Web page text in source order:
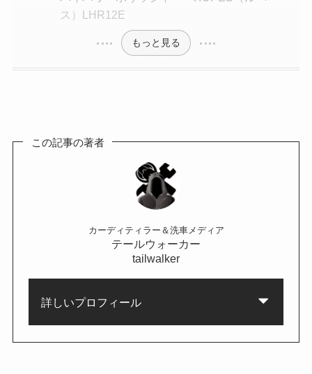
ス）LHR12E
もっと見る
この記事の著者
カーディティラー＆洗車メディア
テールウォーカー
tailwalker
詳しいプロフィール